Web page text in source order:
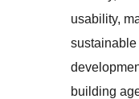
usability,
sustainable
building